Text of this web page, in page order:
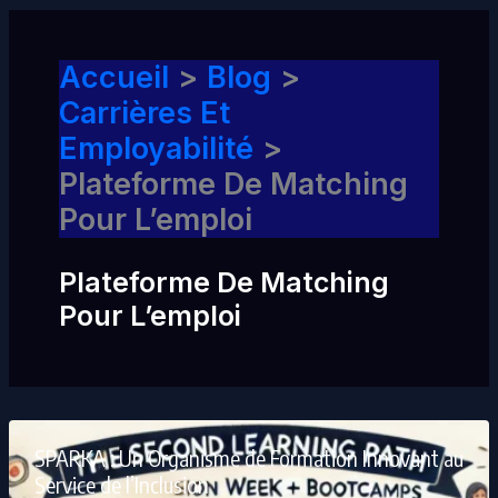
Accueil
Blog
Carrières Et
Employabilité
Plateforme De Matching
Pour L’emploi
Plateforme De Matching
Pour L’emploi
SPARKA : Un Organisme de Formation Innovant au
Service de l’Inclusion